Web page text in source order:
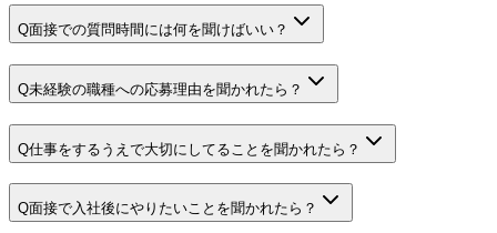
Q面接での質問時間には何を聞けばいい？
Q未経験の職種への応募理由を聞かれたら？
Q仕事をするうえで大切にしてることを聞かれたら？
Q面接で入社後にやりたいことを聞かれたら？